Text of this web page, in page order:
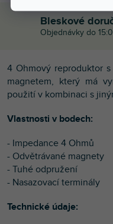
Bleskové
Objednávky do
4 Ohmový reproduktor
magnetem, který má
použití v kombinaci s
Vlastnosti v bodech:
- Impedance 4 Ohmů
- Odvětrávané magnety
- Tuhé odpružení
- Nasazovací terminály
Technické údaje: